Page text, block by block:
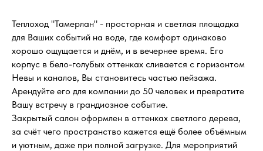
Теплоход "Тамерлан" - просторная и светлая площадка
для Ваших событий на воде, где комфорт одинаково
хорошо ощущается и днём, и в вечернее время. Его
корпус в бело-голубых оттенках сливается с горизонтом
Невы и каналов, Вы становитесь частью пейзажа.
Арендуйте его для компании до 50 человек и превратите
Вашу встречу в грандиозное событие.
Закрытый салон оформлен в оттенках светлого дерева,
за счёт чего пространство кажется ещё более объёмным
и уютным, даже при полной загрузке. Для мероприятий